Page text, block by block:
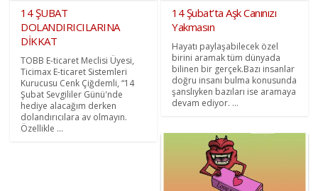
14 ŞUBAT
DOLANDIRICILARINA
DİKKAT
TOBB E-ticaret Meclisi Üyesi,
Ticimax E-ticaret Sistemleri
Kurucusu Cenk Çiğdemli, “14
Şubat Sevgililer Günü'nde
hediye alacağım derken
dolandırıcılara av olmayın.
Özellikle ...
14 Şubat’ta Aşk Canınızı
Yakmasın
Hayatı paylaşabilecek özel
birini aramak tüm dünyada
bilinen bir gerçek.Bazı insanlar
doğru insanı bulma konusunda
şanslıyken bazıları ise aramaya
devam ediyor. ...